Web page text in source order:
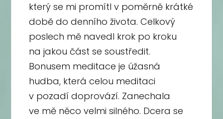
který se mi promítl v poměrně krátké
době do denního života. Celkový
poslech mě navedl krok po kroku
na jakou část se soustředit.
Bonusem meditace je úžasná
hudba, která celou meditaci
v pozadí doprovází. Zanechala
ve mě něco velmi silného. Dcera se